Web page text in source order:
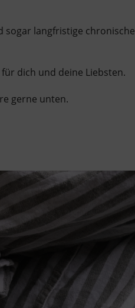
sogar langfristige chronische
dich und deine Liebsten.
gerne unten.